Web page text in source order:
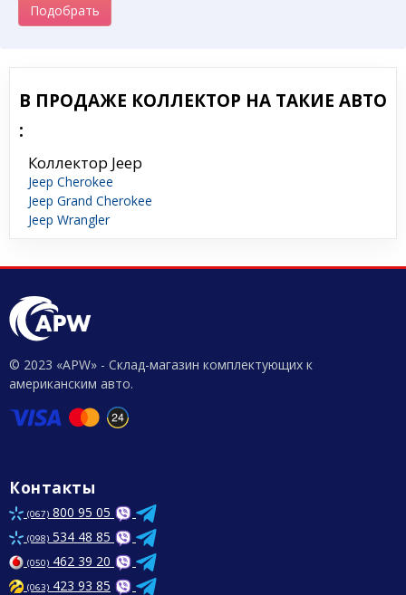
Подобрать
В ПРОДАЖЕ КОЛЛЕКТОР НА ТАКИЕ АВТО
:
Коллектор Jeep
Jeep Cherokee
Jeep Grand Cherokee
Jeep Wrangler
© 2023 «APW» - Склад-магазин комплектующих к
американским авто.
Контакты
(067) 800 95 05
(098) 534 48 85
(050) 462 39 20
(063) 423 93 85